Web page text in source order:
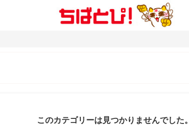
このカテゴリーは見つかりませんでした。